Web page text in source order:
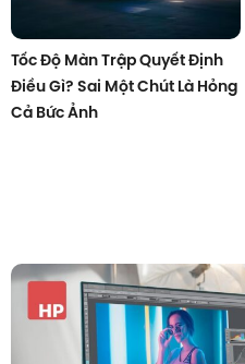
Tốc Độ Màn Trập Quyết Định
Điều Gì? Sai Một Chút Là Hỏng
Cả Bức Ảnh